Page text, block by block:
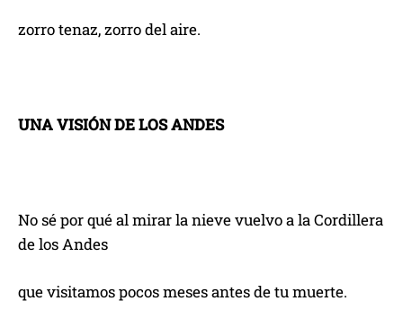
zorro tenaz, zorro del aire.
UNA VISIÓN DE LOS ANDES
No sé por qué al mirar la nieve vuelvo a la Cordillera
de los Andes
que visitamos pocos meses antes de tu muerte.